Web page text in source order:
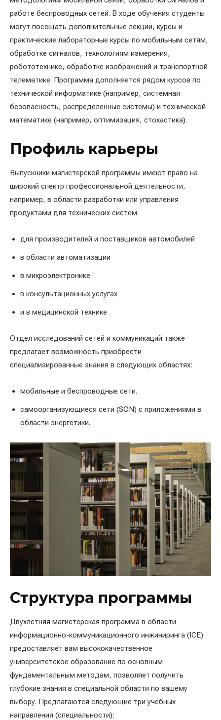
работе беспроводных сетей. В ходе обучения студенты
могут посещать дополнительные лекции, курсы и
практические лабораторные курсы по мобильным сетям,
обработке сигналов, технологиям измерения,
робототехнике, обработке изображений и транспортной
телематике. Программа дополняется рядом курсов по
технической информатике (например, системная
безопасность, распределенные системы) и технической
математике (например, оптимизация, стохастика).
Профиль карьеры
Выпускники магистерской программы имеют право на
широкий спектр профессиональной деятельности,
например, в области разработки или управления
продуктами для технических систем
для производителей и поставщиков автомобилей
в области автоматизации
в микроэлектронике
в консультационных услугах
и в медицинской технике
Отдел исследований сетей и коммуникаций также
предлагает возможность приобрести
специализированные знания в следующих областях:
мобильные и беспроводные сети.
самоорганизующиеся сети (SON) с приложениями в
области энергетики.
Структура программы
Двухлетняя магистерская программа в области
информационно-коммуникационного инжиниринга (ICE)
предоставляет вам высококачественное
университетское образование по основным
фундаментальным методам, позволяет получить
глубокие знания в специальной области по вашему
выбору. Предлагаются следующие три учебных
направления (специальности):